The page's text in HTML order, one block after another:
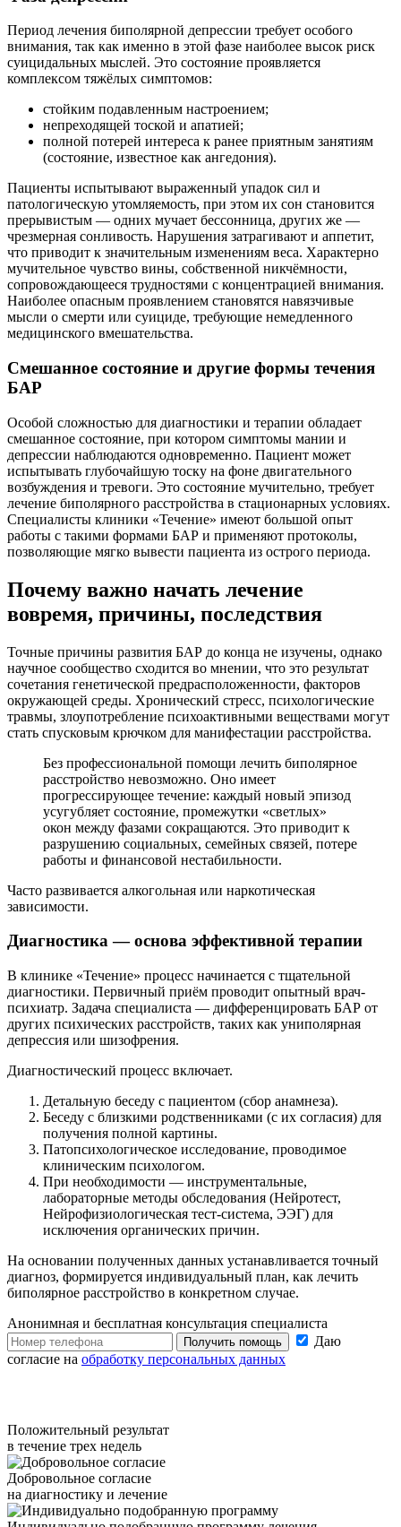
Период лечения биполярной депрессии требует особого
внимания, так как именно в этой фазе наиболее высок риск
суицидальных мыслей. Это состояние проявляется
комплексом тяжёлых симптомов:
стойким подавленным настроением;
непреходящей тоской и апатией;
полной потерей интереса к ранее приятным занятиям
(состояние, известное как ангедония).
Пациенты испытывают выраженный упадок сил и
патологическую утомляемость, при этом их сон становится
прерывистым — одних мучает бессонница, других же —
чрезмерная сонливость. Нарушения затрагивают и аппетит,
что приводит к значительным изменениям веса. Характерно
мучительное чувство вины, собственной никчёмности,
сопровождающееся трудностями с концентрацией внимания.
Наиболее опасным проявлением становятся навязчивые
мысли о смерти или суициде, требующие немедленного
медицинского вмешательства.
Смешанное состояние и другие формы течения
БАР
Особой сложностью для диагностики и терапии обладает
смешанное состояние, при котором симптомы мании и
депрессии наблюдаются одновременно. Пациент может
испытывать глубочайшую тоску на фоне двигательного
возбуждения и тревоги. Это состояние мучительно, требует
лечение биполярного расстройства в стационарных условиях.
Специалисты клиники «Течение» имеют большой опыт
работы с такими формами БАР и применяют протоколы,
позволяющие мягко вывести пациента из острого периода.
Почему важно начать лечение
вовремя, причины, последствия
Точные причины развития БАР до конца не изучены, однако
научное сообщество сходится во мнении, что это результат
сочетания генетической предрасположенности, факторов
окружающей среды. Хронический стресс, психологические
травмы, злоупотребление психоактивными веществами могут
стать спусковым крючком для манифестации расстройства.
Без профессиональной помощи лечить биполярное
расстройство невозможно. Оно имеет
прогрессирующее течение: каждый новый эпизод
усугубляет состояние, промежутки «светлых»
окон между фазами сокращаются. Это приводит к
разрушению социальных, семейных связей, потере
работы и финансовой нестабильности.
Часто развивается алкогольная или наркотическая
зависимости.
Диагностика — основа эффективной терапии
В клинике «Течение» процесс начинается с тщательной
диагностики. Первичный приём проводит опытный врач-
психиатр. Задача специалиста — дифференцировать БАР от
других психических расстройств, таких как униполярная
депрессия или шизофрения.
Диагностический процесс включает.
Детальную беседу с пациентом (сбор анамнеза).
Беседу с близкими родственниками (с их согласия) для
получения полной картины.
Патопсихологическое исследование, проводимое
клиническим психологом.
При необходимости — инструментальные,
лабораторные методы обследования (Нейротест,
Нейрофизиологическая тест-система, ЭЭГ) для
исключения органических причин.
На основании полученных данных устанавливается точный
диагноз, формируется индивидуальный план, как лечить
биполярное расстройство в конкретном случае.
Анонимная и бесплатная консультация специалиста
Получить помощь
Даю
согласие на обработку персональных данных
Положительный результат
в течение трех недель
Добровольное согласие
на диагностику и лечение